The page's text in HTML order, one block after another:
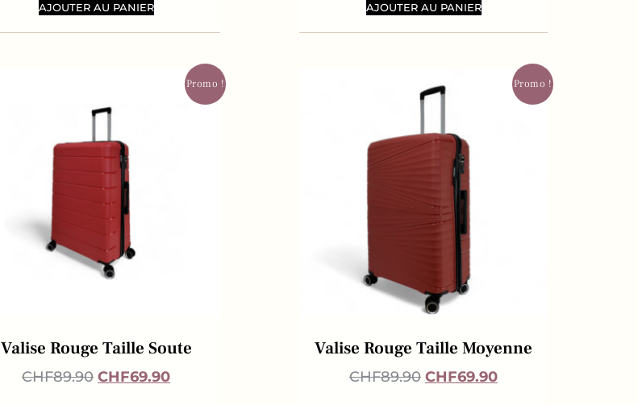
AJOUTER AU PANIER AJOUTER AU PANIER
Promo !
Valise Rouge Taille Soute
CHF89.90 CHF69.90
Promo !
Valise Rouge Taille Moyenne
CHF89.90 CHF69.90